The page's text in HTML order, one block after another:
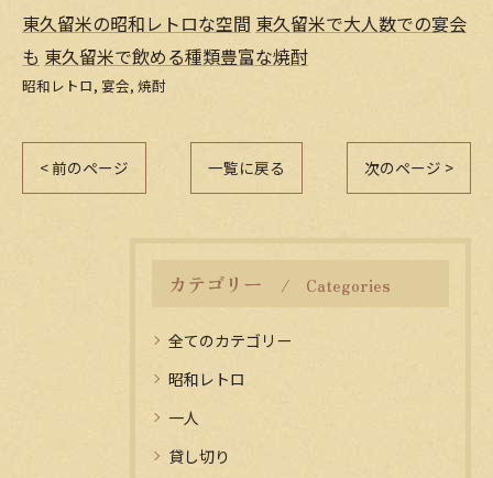
東久留米の昭和レトロな空間 東久留米で大人数での宴会
も 東久留米で飲める種類豊富な焼酎
昭和レトロ 宴会 焼酎
< 前のページ 一覧に戻る 次のページ >
カテゴリー Categories
全てのカテゴリー
昭和レトロ
一人
貸し切り